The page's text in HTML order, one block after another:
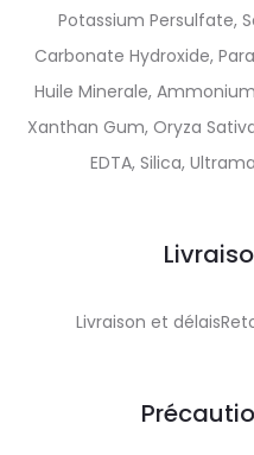
Potassium Persulfate,
Carbonate Hydroxide,
Huile Minerale,
Xanthan Gum, Oryza
EDTA, Silica,
Livraison et